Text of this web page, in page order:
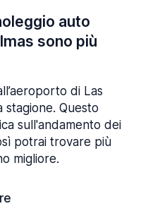
auto
sono più
di Las
stagione. Questo
sull'andamento dei
potrai trovare più
migliore.